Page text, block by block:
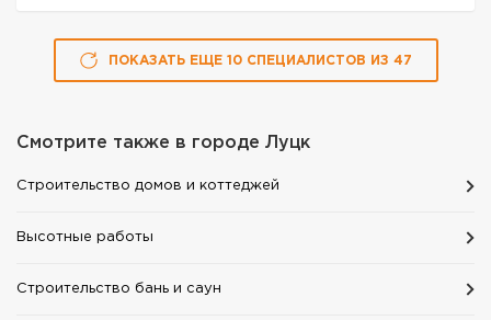
ПОКАЗАТЬ ЕЩЕ 10 СПЕЦИАЛИСТОВ ИЗ 47
Смотрите также в городе Луцк
Строительство домов и коттеджей
Высотные работы
Строительство бань и саун